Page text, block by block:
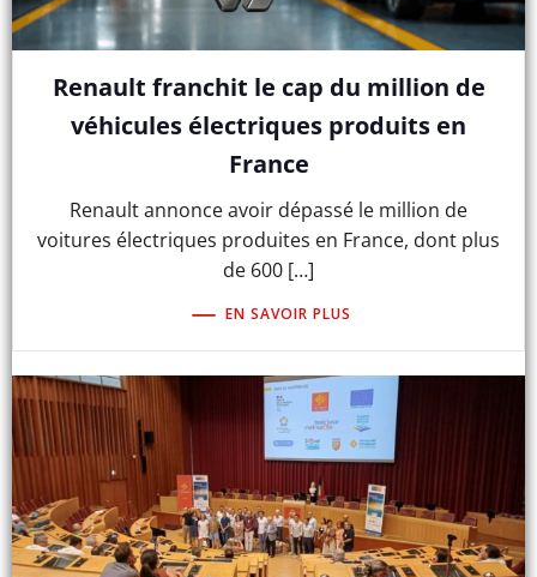
Renault franchit le cap du million de
véhicules électriques produits en
France
Renault annonce avoir dépassé le million de
voitures électriques produites en France, dont plus
de 600 […]
EN SAVOIR PLUS